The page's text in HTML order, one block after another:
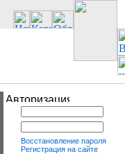
Восстановление пароля
Регистрация на сайте